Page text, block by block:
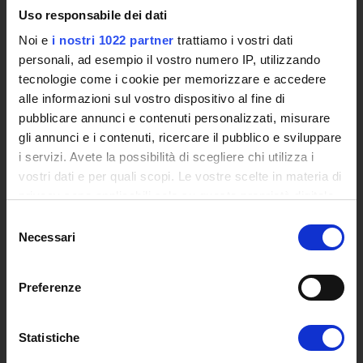
Uso responsabile dei dati
Noi e i nostri 1022 partner trattiamo i vostri dati
personali, ad esempio il vostro numero IP, utilizzando
tecnologie come i cookie per memorizzare e accedere
alle informazioni sul vostro dispositivo al fine di
pubblicare annunci e contenuti personalizzati, misurare
gli annunci e i contenuti, ricercare il pubblico e sviluppare
i servizi. Avete la possibilità di scegliere chi utilizza i
vostri dati e per quali scopi. Le vostre scelte in materia di
modificare o revocare il proprio consenso in qualsiasi
momento dalla Dichiarazione sui cookie o facendo clic
raccogliere informazioni sulla tua posizione
geografica, con un'approssimazione di qualche
delNecessari
Preferenze
Statistiche
Eventi
Siti Istituzionali e Progetti Interuniversitari
Accesso alla Banca Dati di Segreteria Online
Posta Elettronica Certificata - PEC
Bacheca del Rettore
DIDATTICA
Corsi di Laurea
Corsi di Perfezionamento
Percorsi abilitanti di formazione iniziale degli insegnanti